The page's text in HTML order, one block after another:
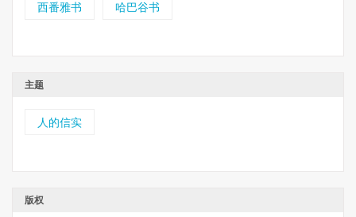
西番雅书 哈巴谷书
主题
人的信实
版权